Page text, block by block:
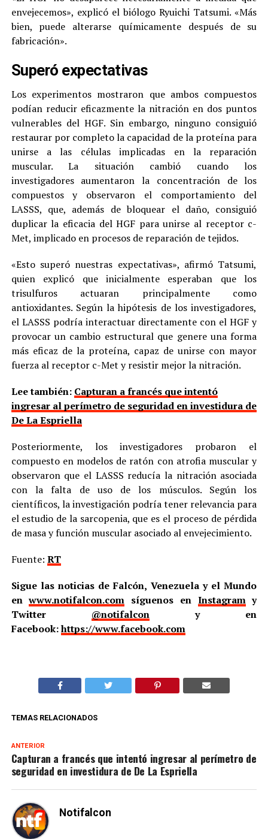
envejecemos», explicó el biólogo Ryuichi Tatsumi. «Más
bien, puede alterarse químicamente después de su
fabricación».
Superó expectativas
Los experimentos mostraron que ambos compuestos
podían reducir eficazmente la nitración en dos puntos
vulnerables del HGF. Sin embargo, ninguno consiguió
restaurar por completo la capacidad de la proteína para
unirse a las células implicadas en la reparación
muscular. La situación cambió cuando los
investigadores aumentaron la concentración de los
compuestos y observaron el comportamiento del
LASSS, que, además de bloquear el daño, consiguió
duplicar la eficacia del HGF para unirse al receptor c-
Met, implicado en procesos de reparación de tejidos.
«Esto superó nuestras expectativas», afirmó Tatsumi,
quien explicó que inicialmente esperaban que los
trisulfuros actuaran principalmente como
antioxidantes. Según la hipótesis de los investigadores,
el LASSS podría interactuar directamente con el HGF y
provocar un cambio estructural que genere una forma
más eficaz de la proteína, capaz de unirse con mayor
fuerza al receptor c-Met y resistir mejor la nitración.
Lee también: Capturan a francés que intentó
ingresar al perímetro de seguridad en investidura de
De La Espriella
Posteriormente, los investigadores probaron el
compuesto en modelos de ratón con atrofia muscular y
observaron que el LASSS reducía la nitración asociada
con la falta de uso de los músculos. Según los
científicos, la investigación podría tener relevancia para
el estudio de la sarcopenia, que es el proceso de pérdida
de masa y función muscular asociado al envejecimiento.
Fuente: RT
Sigue las noticias de Falcón, Venezuela y el Mundo
enwww.notifalcon.com síguenos en Instagramy
Twitter @notifalcony en
Facebook:https://www.facebook.com
TEMAS RELACIONADOS
ANTERIOR
Capturan a francés que intentó ingresar al perímetro de
seguridad en investidura de De La Espriella
Notifalcon